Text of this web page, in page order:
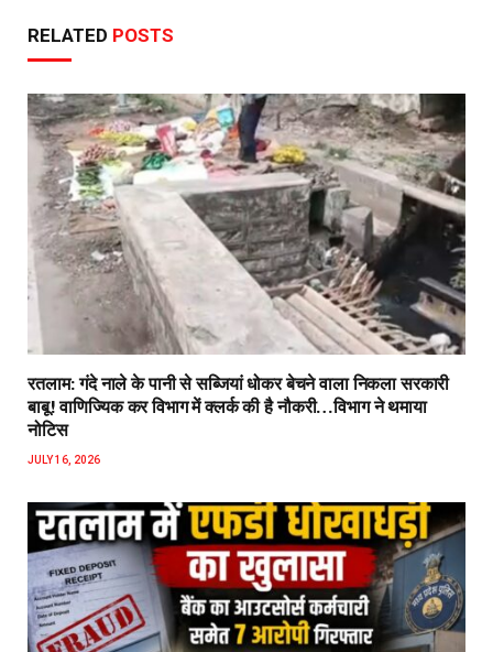
RELATED POSTS
रतलाम: गंदे नाले के पानी से सब्जियां धोकर बेचने वाला निकला सरकारी
बाबू! वाणिज्यिक कर विभाग में क्लर्क की है नौकरी…विभाग ने थमाया
नोटिस
JULY 16, 2026